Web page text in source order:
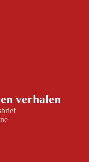
verhalen